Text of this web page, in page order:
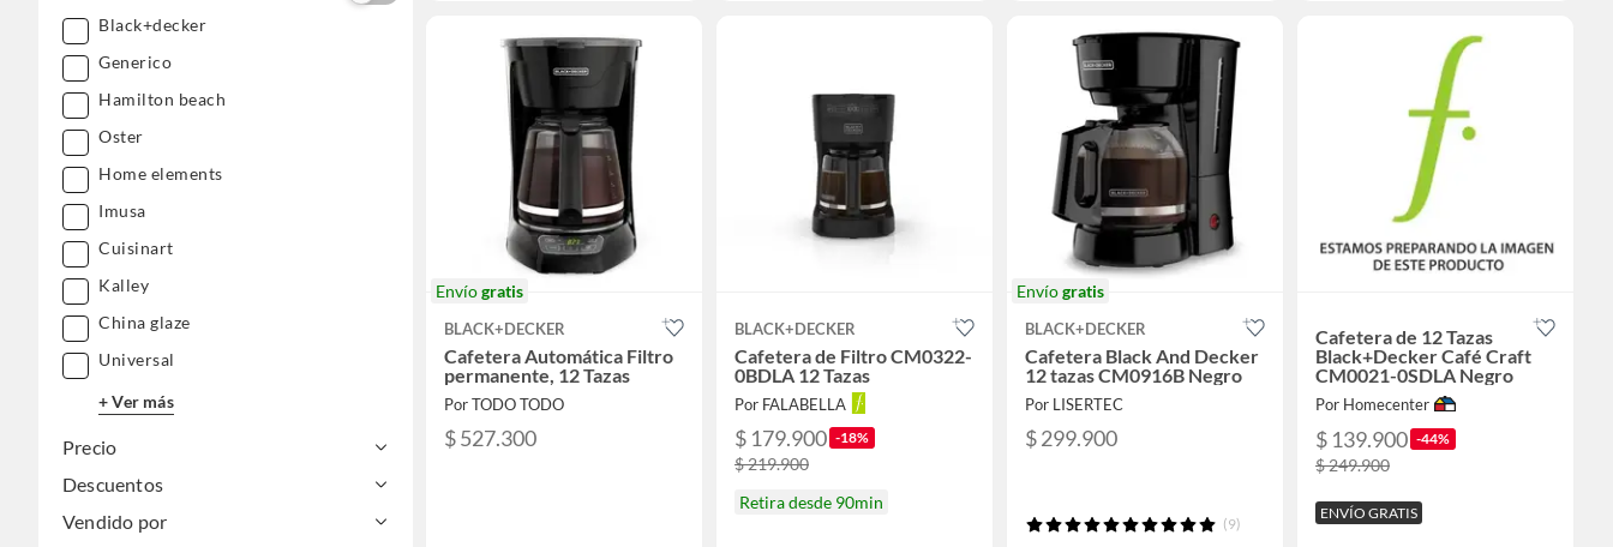
Black+decker
Generico
Hamilton beach
Oster
Home elements
Imusa
Cuisinart
Kalley
China glaze
Universal
+ Ver más
Precio
Descuentos
Vendido por
Envíogratis
BLACK+DECKER
Cafetera Automática Filtro
permanente, 12 Tazas
Por TODO TODO
$ 527.300
BLACK+DECKER
Cafetera de Filtro CM0322-
0BDLA 12 Tazas
Por FALABELLA
$ 179.900 -18%
$ 219.900
Retira desde 90min
Envíogratis
BLACK+DECKER
Cafetera Black And Decker
12 tazas CM0916B Negro
Por LISERTEC
$ 299.900
(9)
Cafetera de 12 Tazas
Black+Decker Café Craft
CM0021-0SDLA Negro
Por Homecenter
$ 139.900 -44%
$ 249.900
ENVÍO GRATIS